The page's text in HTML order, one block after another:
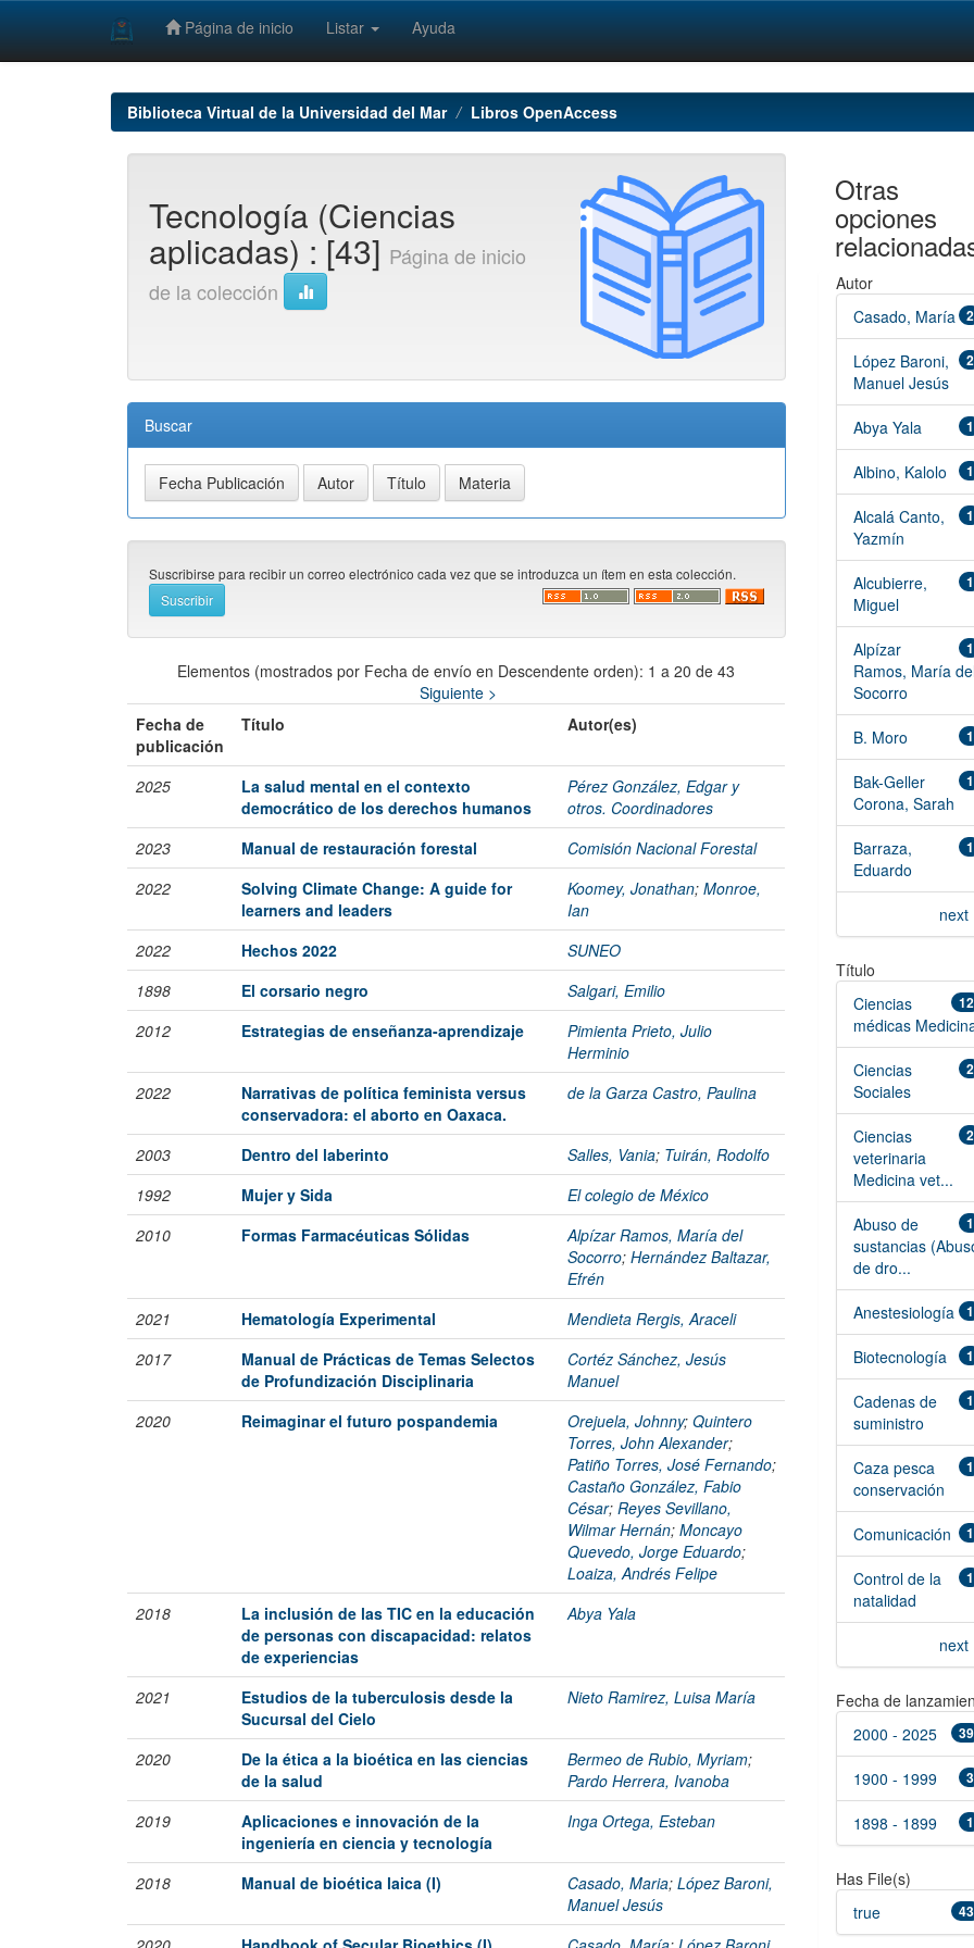
Página de inicio Listar Ayuda
Biblioteca Virtual de la Universidad del Mar Libros OpenAccess
Tecnología (Ciencias
aplicadas) : [43] Página de inicio
de la colección
Buscar
Suscribirse para recibir un correo electrónico cada vez que se introduzca un ítem en esta colección.
Elementos (mostrados por Fecha de envío en Descendente orden): 1 a 20 de 43
Siguiente >
Fecha de
publicación
Título Autor(es)
2025
La salud mental en el contexto
democrático de los derechos humanos
Pérez González, Edgar y
otros. Coordinadores
2023
Manual de restauración forestal
Comisión Nacional Forestal
2022
Solving Climate Change: A guide for
learners and leaders
Koomey, Jonathan;Monroe,
Ian
2022
Hechos 2022
SUNEO
1898
El corsario negro
Salgari, Emilio
2012
Estrategias de enseñanza-aprendizaje
Pimienta Prieto, Julio
Herminio
2022
Narrativas de política feminista versus
conservadora: el aborto en Oaxaca.
de la Garza Castro, Paulina
2003 Dentro del laberinto Salles, Vania; Tuirán, Rodolfo
1992
Mujer y Sida
El colegio de México
2010
Formas Farmacéuticas Sólidas
Alpízar Ramos, María del
Socorro;Hernández Baltazar,
Efrén
2021
Hematología Experimental
Mendieta Rergis, Araceli
2017
Manual de Prácticas de Temas Selectos
de Profundización Disciplinaria
Cortéz Sánchez, Jesús
Manuel
2020
Reimaginar el futuro pospandemia Orejuela, Johnny;Quintero
Torres, John Alexander;
Patiño Torres, José Fernando;
Castaño González, Fabio
César;Reyes Sevillano,
Wilmar Hernán;Moncayo
Quevedo, Jorge Eduardo;
Loaiza, Andrés Felipe
2018
La inclusión de las TIC en la educación
de personas con discapacidad: relatos
de experiencias
Abya Yala
2021
Estudios de la tuberculosis desde la
Sucursal del Cielo
Nieto Ramirez, Luisa María
2020
De la ética a la bioética en las ciencias
de la salud
Bermeo de Rubio, Myriam;
Pardo Herrera, Ivanoba
2019
Aplicaciones e innovación de la
ingeniería en ciencia y tecnología
Inga Ortega, Esteban
2018 Manual de bioética laica (I) Casado, Maria;López Baroni,
Manuel Jesús
Otras
opciones
Autor
2
Casado, María
2
López Baroni,
Manuel Jesús
1
Abya Yala
1
Albino, Kalolo
1
Alcalá Canto,
Yazmín
1
Alcubierre,
Miguel
1
Alpízar
Ramos, María
Socorro
1
B. Moro
1
Bak-Geller
Corona, Sarah
1
Barraza,
Eduardo
next
Título
12
Ciencias
médicas
2
Ciencias
Sociales
2
Ciencias
veterinaria
Medicina vet...
1
Abuso de
sustancias
de dro...
1
Anestesiología
1
Biotecnología
1
Cadenas de
suministro
1
Caza pesca
conservación
1
Comunicación
1
Control de la
natalidad
next
Fecha de
39
2000 - 2025
3
1900 - 1999
1
1898 - 1899
Has File(s)
43
true